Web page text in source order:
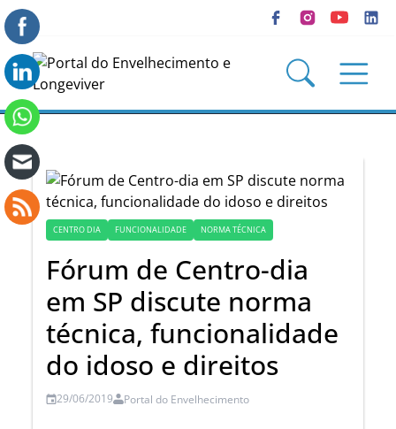
CENTRO DIA FUNCIONALIDADE NORMA TÉCNICA
Fórum de Centro-dia
em SP discute norma
técnica, funcionalidade
do idoso e direitos
29/06/2019 Portal do Envelhecimento